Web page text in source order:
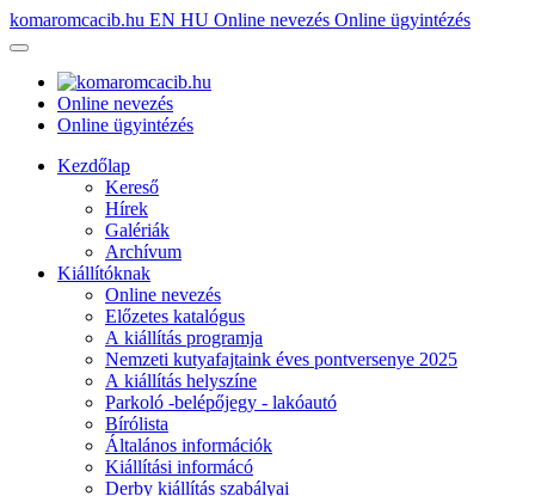
komaromcacib.hu EN HU Online nevezés Online ügyintézés
Online nevezés
Online ügyintézés
Kezdőlap
Kereső
Hírek
Galériák
Archívum
Kiállítóknak
Online nevezés
Előzetes katalógus
A kiállítás programja
Nemzeti kutyafajtaink éves pontversenye 2025
A kiállítás helyszíne
Parkoló -belépőjegy - lakóautó
Bírólista
Általános információk
Kiállítási informácó
Derby kiállítás szabályai